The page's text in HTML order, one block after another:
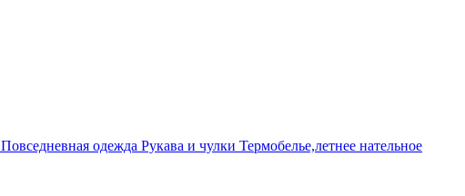
Повседневная одежда Рукава и чулки Термобелье,летнее нательное